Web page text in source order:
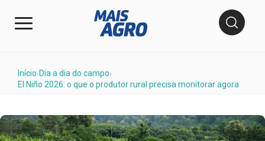
Início› Dia a dia do campo›
El Niño 2026: o que o produtor rural precisa monitorar agora